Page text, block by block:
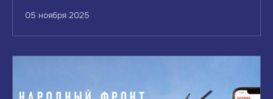
05 ноября 2025